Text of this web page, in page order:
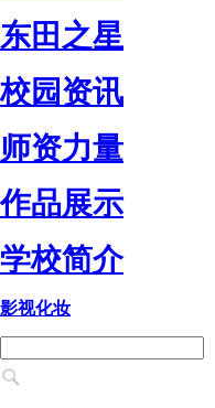
东田之星
校园资讯
师资力量
作品展示
学校简介
影视化妆